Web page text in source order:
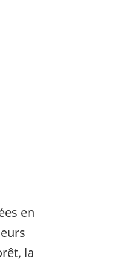
en
la